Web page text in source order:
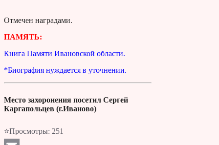
Отмечен наградами.
ПАМЯТЬ:
Книга Памяти Ивановской области.
*Биография нуждается в уточнении.
Место захоронения посетил Сергей
Каргапольцев (г.Иваново)
⭐Просмотры: 251